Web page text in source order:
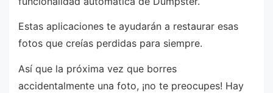
Estas aplicaciones te ayudarán a restaurar esas
fotos que creías perdidas para siempre.
Así que la próxima vez que borres
accidentalmente una foto, ¡no te preocupes! Hay